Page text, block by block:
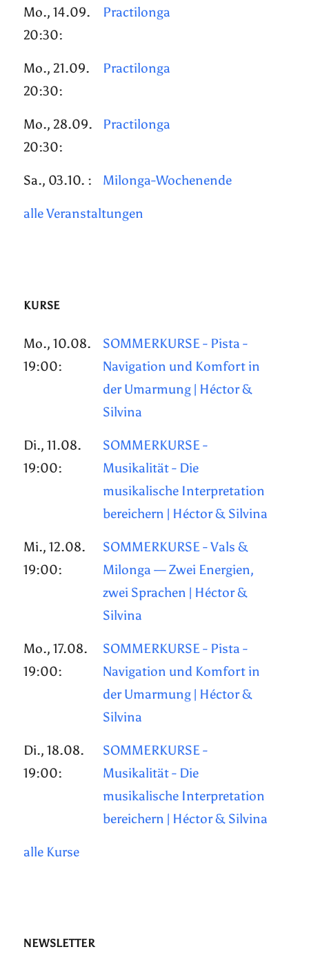
Mo., 14.09.
20:30:
Practilonga
Mo., 21.09.
20:30:
Practilonga
Mo., 28.09.
20:30:
Practilonga
Sa., 03.10. : Milonga-Wochenende
alle Veranstaltungen
KURSE
Mo., 10.08.
19:00:
SOMMERKURSE - Pista -
Navigation und Komfort in
der Umarmung | Héctor &
Silvina
Di., 11.08.
19:00:
SOMMERKURSE -
Musikalität - Die
musikalische Interpretation
bereichern | Héctor & Silvina
Mi., 12.08.
19:00:
SOMMERKURSE - Vals &
Milonga — Zwei Energien,
zwei Sprachen | Héctor &
Silvina
Mo., 17.08.
19:00:
SOMMERKURSE - Pista -
Navigation und Komfort in
der Umarmung | Héctor &
Silvina
Di., 18.08.
19:00:
SOMMERKURSE -
Musikalität - Die
musikalische Interpretation
bereichern | Héctor & Silvina
alle Kurse
NEWSLETTER